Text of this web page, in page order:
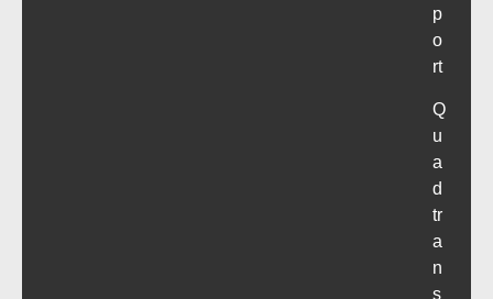
p
o
rt
Q
u
a
d
tr
a
n
s